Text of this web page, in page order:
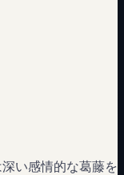
い感情的な葛藤を